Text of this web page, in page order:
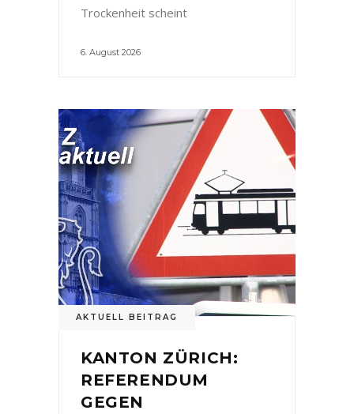
Trockenheit scheint
6. August 2026
AKTUELL BEITRAG
KANTON ZÜRICH:
REFERENDUM
GEGEN